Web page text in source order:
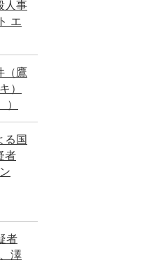
人事
エ
（鷹
）
）
る国
者
者
澤